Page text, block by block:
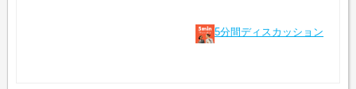
5分間ディスカッション